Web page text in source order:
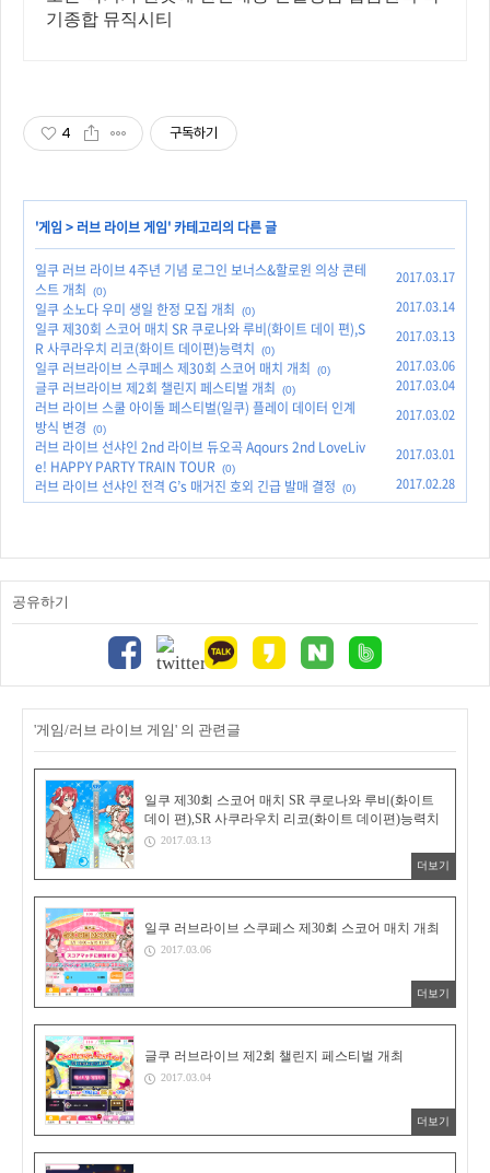
기종합 뮤직시티
4 구독하기
'게임 > 러브 라이브 게임' 카테고리의 다른 글
일쿠 러브 라이브 4주년 기념 로그인 보너스&할로윈 의상 콘테
스트 개최
(0)
2017.03.17
일쿠 소노다 우미 생일 한정 모집 개최 (0) 2017.03.14
일쿠 제30회 스코어 매치 SR 쿠로나와 루비(화이트 데이 편),S
R 사쿠라우치 리코(화이트 데이편)능력치
(0)
2017.03.13
일쿠 러브라이브 스쿠페스 제30회 스코어 매치 개최 (0) 2017.03.06
글쿠 러브라이브 제2회 챌린지 페스티벌 개최 (0) 2017.03.04
러브 라이브 스쿨 아이돌 페스티벌(일쿠) 플레이 데이터 인계
방식 변경
(0)
2017.03.02
러브 라이브 선샤인 2nd 라이브 듀오곡 Aqours 2nd LoveLiv
e! HAPPY PARTY TRAIN TOUR
(0)
2017.03.01
러브 라이브 선샤인 전격 G’s 매거진 호외 긴급 발매 결정 (0) 2017.02.28
공유하기
'게임/러브 라이브 게임' 의 관련글
일쿠 제30회 스코어 매치 SR 쿠로나와 루비(화이트
데이 편),SR 사쿠라우치 리코(화이트 데이편)능력치
2017.03.13
더보기
일쿠 러브라이브 스쿠페스 제30회 스코어 매치 개최
2017.03.06
더보기
글쿠 러브라이브 제2회 챌린지 페스티벌 개최
2017.03.04
더보기